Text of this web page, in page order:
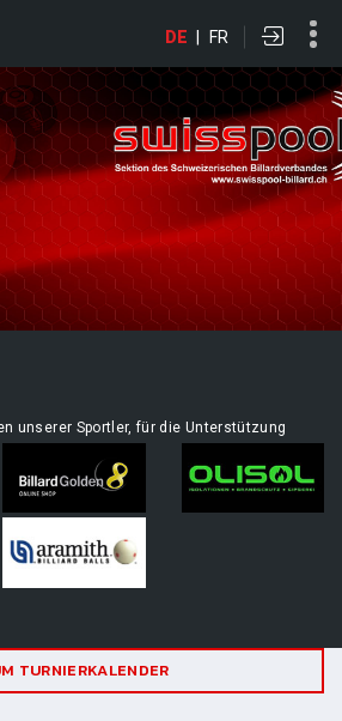
DE | FR
unserer Sportler, für die Unterstützung
TURNIERKALENDER